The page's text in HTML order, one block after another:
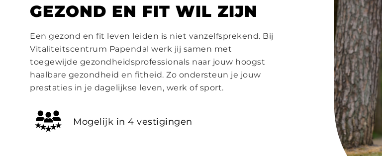
GEZOND EN FIT WIL ZIJN
Een gezond en fit leven leiden is niet vanzelfsprekend. Bij
Vitaliteitscentrum Papendal werk jij samen met
toegewijde gezondheidsprofessionals naar jouw hoogst
haalbare gezondheid en fitheid. Zo ondersteun je jouw
prestaties in je dagelijkse leven, werk of sport.
Mogelijk in 4 vestigingen